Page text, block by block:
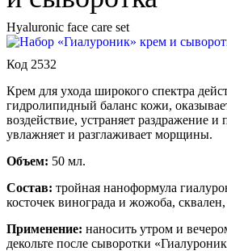
Hyaluronic face care set
Код 2532
Крем для ухода широкого спектра
гидролипидный баланс кожи,
воздействие, устраняет раздражение
увлажняет и разглаживает морщины.
Объем: 50 мл.
Состав: тройная наноформула
косточек винограда и жожоба,
Применение: наносить утром и
декольте после сыворотки